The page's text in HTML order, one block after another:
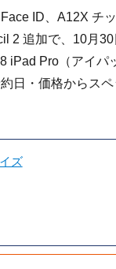
ID、A12X チ
2 追加で、10月
iPad Pro（アイパ
日・価格からス
ズ